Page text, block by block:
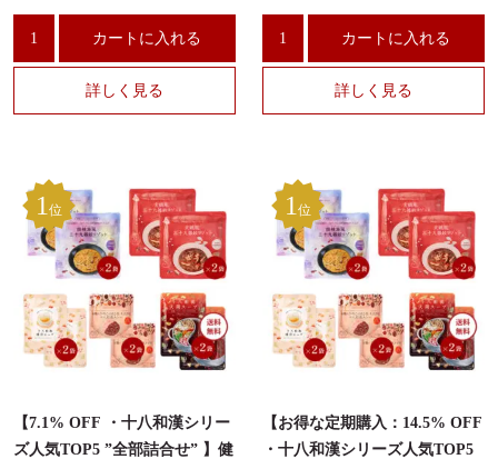
和漢食材セット
プ』
カートに入れる
詳しく見る
和漢食材セット
薬膳火鍋『十八和漢 火鍋スー
カートに入れる
詳しく見る
1 位
【7.1% OFF ・十八和漢シリー
ズ人気TOP5 ”全部詰合せ” 】健
1 位
【お得な定期購入：14.5% OFF
・十八和漢シリーズ人気TOP5